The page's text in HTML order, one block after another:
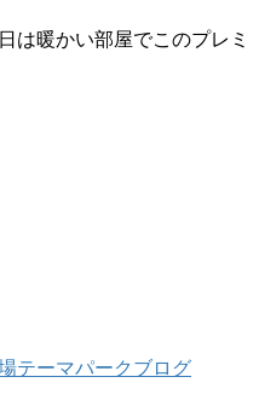
は暖かい部屋でこのプレミ
テーマパークブログ